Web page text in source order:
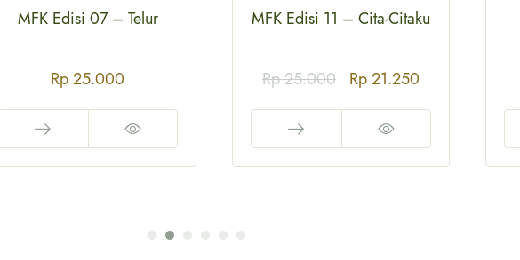
MFK Edisi 07 – Telur
Rp25.000
MFK Edisi 11 – Cita-Citaku
Rp25.000 Rp21.250